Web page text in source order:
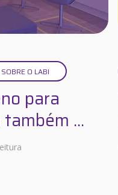
SOBRE O LABI
para
...